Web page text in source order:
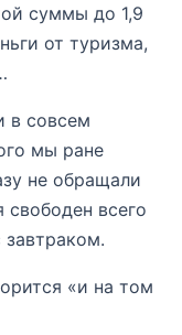
суммы до 1,9
от туризма,
в совсем
мы ране
не обращали
свободен всего
«и на том